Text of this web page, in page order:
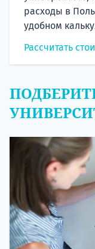
расходы в
удобном
Рассчитать